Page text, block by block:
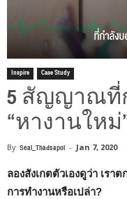
Inspire Case Study
5 สัญญาณที่
“หางานให
By Seal_Thadsapol - Jan 7, 2020
ลองสังเกตตัวเองดูว่า เร
การทำงานหรือเปล่า?